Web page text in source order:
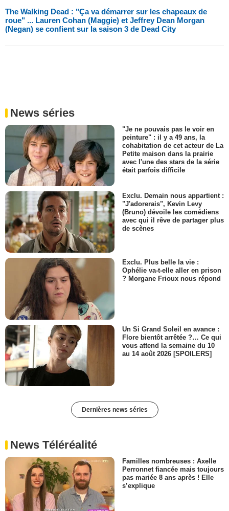
The Walking Dead : "Ça va démarrer sur les chapeaux de
roue" ... Lauren Cohan (Maggie) et Jeffrey Dean Morgan
(Negan) se confient sur la saison 3 de Dead City
News séries
"Je ne pouvais pas le voir en
peinture" : il y a 49 ans, la
cohabitation de cet acteur de La
Petite maison dans la prairie
avec l'une des stars de la série
était parfois difficile
Exclu. Demain nous appartient :
"J'adorerais", Kevin Levy
(Bruno) dévoile les comédiens
avec qui il rêve de partager plus
de scènes
Exclu. Plus belle la vie :
Ophélie va-t-elle aller en prison
? Morgane Frioux nous répond
Un Si Grand Soleil en avance :
Flore bientôt arrêtée ?… Ce qui
vous attend la semaine du 10
au 14 août 2026 [SPOILERS]
Dernières news séries
News Téléréalité
Familles nombreuses : Axelle
Perronnet fiancée mais toujours
pas mariée 8 ans après ! Elle
s’explique